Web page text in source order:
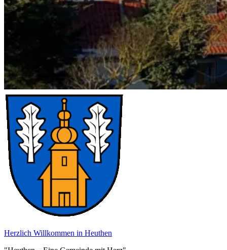
Herzlich Willkommen in Heuthen